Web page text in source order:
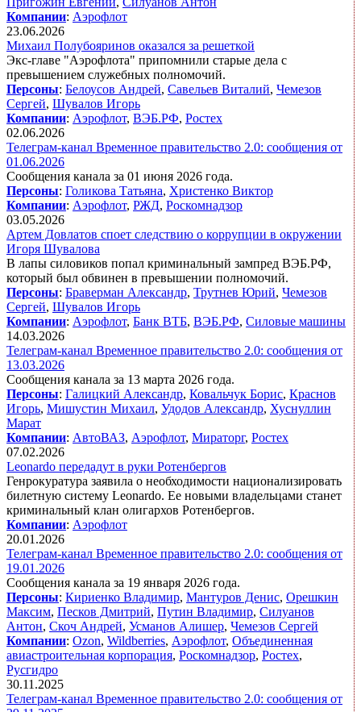
Компании: Аэрофлот
23.06.2026
Михаил Полубояринов оказался за решеткой
Экс-главе "Аэрофлота" припомнили старые дела с
превышением служебных полномочий.
Персоны: Белоусов Андрей, Савельев Виталий, Чемезов
Сергей, Шувалов Игорь
Компании: Аэрофлот, ВЭБ.РФ, Ростех
02.06.2026
Телеграм-канал Временное правительство 2.0: сообщения от
01.06.2026
Сообщения канала за 01 июня 2026 года.
Персоны: Голикова Татьяна, Христенко Виктор
Компании: Аэрофлот, РЖД, Роскомнадзор
03.05.2026
Артем Довлатов споет следствию о коррупции в окружении
Игоря Шувалова
В лапы силовиков попал криминальный зампред ВЭБ.РФ,
который был обвинен в превышении полномочий.
Персоны: Браверман Александр, Трутнев Юрий, Чемезов
Сергей, Шувалов Игорь
Компании: Аэрофлот, Банк ВТБ, ВЭБ.РФ, Силовые машины
14.03.2026
Телеграм-канал Временное правительство 2.0: сообщения от
13.03.2026
Сообщения канала за 13 марта 2026 года.
Персоны: Галицкий Александр, Ковальчук Борис, Краснов
Игорь, Мишустин Михаил, Удодов Александр, Хуснуллин
Марат
Компании: АвтоВАЗ, Аэрофлот, Мираторг, Ростех
07.02.2026
Leonardo передадут в руки Ротенбергов
Генрокуратура заявила о необходимости национализировать
билетную систему Leonardo. Ее новыми владельцами станет
криминальный клан олигархов Ротенбергов.
Компании: Аэрофлот
20.01.2026
Телеграм-канал Временное правительство 2.0: сообщения от
19.01.2026
Сообщения канала за 19 января 2026 года.
Персоны: Кириенко Владимир, Мантуров Денис, Орешкин
Максим, Песков Дмитрий, Путин Владимир, Силуанов
Антон, Скоч Андрей, Усманов Алишер, Чемезов Сергей
Компании: Ozon, Wildberries, Аэрофлот, Объединенная
авиастроительная корпорация, Роскомнадзор, Ростех,
Русгидро
30.11.2025
Телеграм-канал Временное правительство 2.0: сообщения от